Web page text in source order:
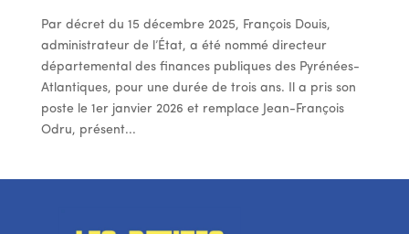
Par décret du 15 décembre 2025, François Douis,
administrateur de l’État, a été nommé directeur
départemental des finances publiques des Pyrénées-
Atlantiques, pour une durée de trois ans. Il a pris son
poste le 1er janvier 2026 et remplace Jean-François
Odru, présent...